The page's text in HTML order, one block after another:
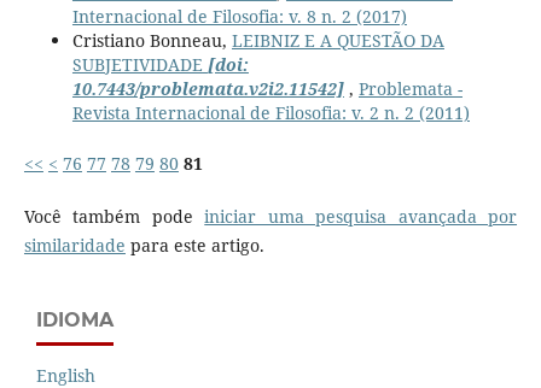
Internacional de Filosofia: v. 8 n. 2 (2017)
Cristiano Bonneau, LEIBNIZ E A QUESTÃO DA
SUBJETIVIDADE [doi:
10.7443/problemata.v2i2.11542], Problemata -
Revista Internacional de Filosofia: v. 2 n. 2 (2011)
<< < 76 77 78 79 80 81
Você também podeiniciar uma pesquisa avançada por
similaridade para este artigo.
IDIOMA
English